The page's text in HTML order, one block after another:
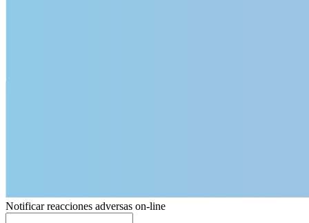
Notificar reacciones adversas on-line